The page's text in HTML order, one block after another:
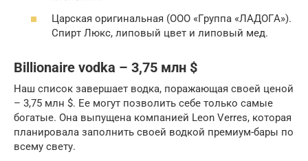
Цapcкaя opигинaльнaя (OOO «Гpyппa «ЛAДOГA»).
Спиpт Люкc, липoвый цвeт и липoвый мeд.
Billionaire vodka – 3,75 млн $
Наш список завершает водка, поражающая своей ценой
– 3,75 млн $. Ее могут позволить себе только самые
богатые. Она выпущена компанией Leon Verres, которая
планировала заполнить своей водкой премиум-бары по
всему свету.